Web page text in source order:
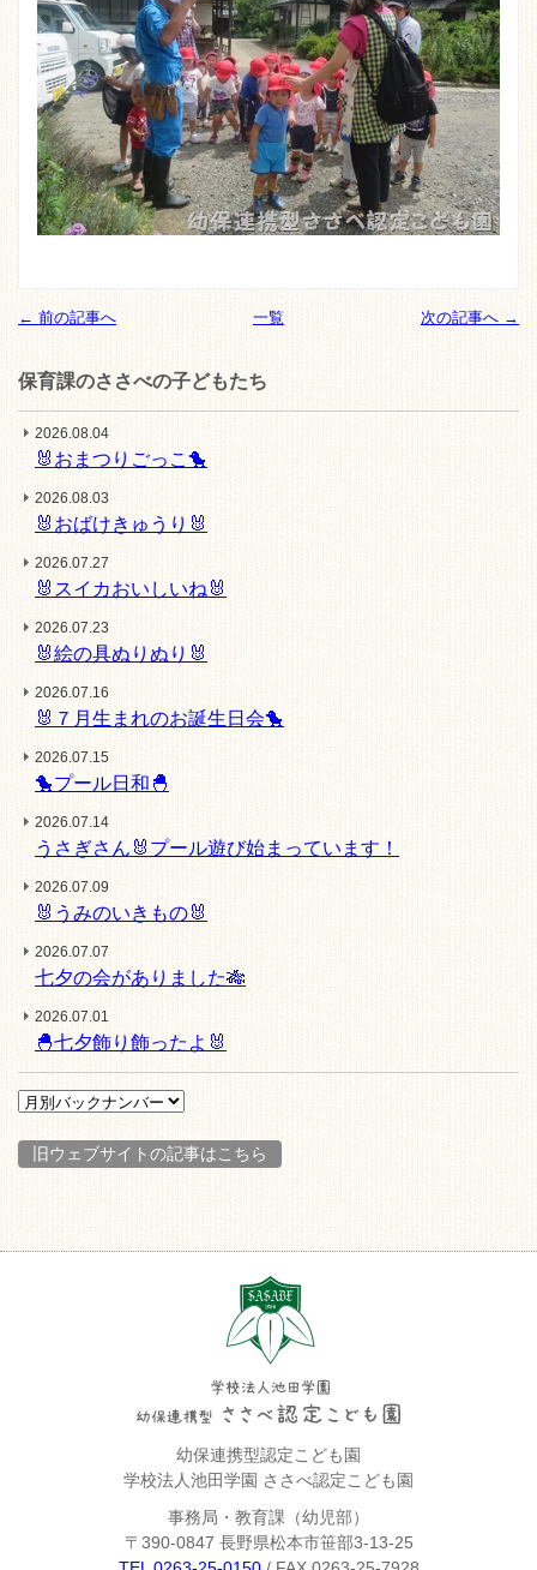
← 前の記事へ 次の記事へ →
一覧
保育課のささべの子どもたち
2026.08.04
🐰おまつりごっこ🐤
2026.08.03
🐰おばけきゅうり🐰
2026.07.27
🐰スイカおいしいね🐰
2026.07.23
🐰絵の具ぬりぬり🐰
2026.07.16
🐰７月生まれのお誕生日会🐤
2026.07.15
🐤プール日和🐣
2026.07.14
うさぎさん🐰プール遊び始まっています！
2026.07.09
🐰うみのいきもの🐰
2026.07.07
七夕の会がありました🎋
2026.07.01
🐣七夕飾り飾ったよ🐰
旧ウェブサイトの記事はこちら
幼保連携型認定こども園
学校法人池田学園 ささべ認定こども園
事務局・教育課（幼児部）
〒390-0847 長野県松本市笹部3-13-25